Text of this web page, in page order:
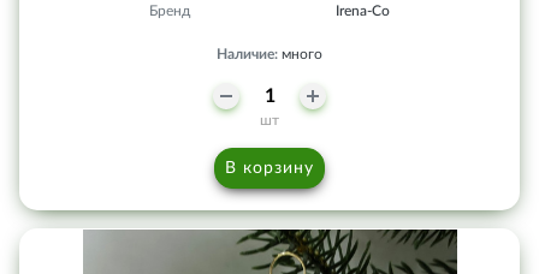
Бренд
Irena-Co
Наличие: много
шт
В корзину